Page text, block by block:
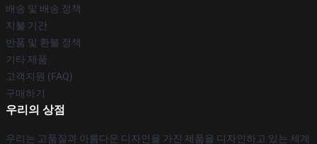
배송 및 배송 정책
지불 기간
반품 및 환불 정책
기타 제품
고객지원 (FAQ)
구매하기
우리의 상점
우리는 고품질과 아름다운 디자인을 가진 제품을 디자인하고 있는 세계